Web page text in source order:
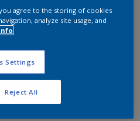
agree to the storing of cookies
analyze site usage, and
Settings
Reject All